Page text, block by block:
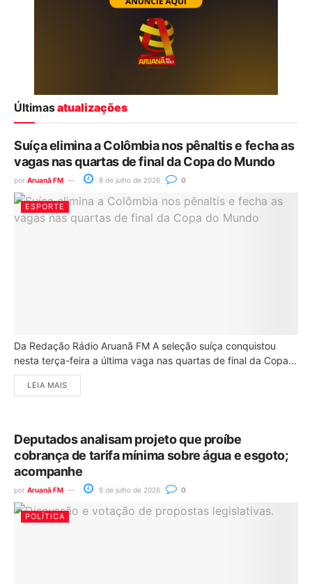
Últimasatualizações
Suíça elimina a Colômbia nos pênaltis e fecha as
vagas nas quartas de final da Copa do Mundo
por Aruanã FM 8 de julho de 2026 0
ESPORTE
Da Redação Rádio Aruanã FM A seleção suíça conquistou
nesta terça-feira a última vaga nas quartas de final da Copa...
LEIA MAIS
Deputados analisam projeto que proíbe
cobrança de tarifa mínima sobre água e esgoto;
acompanhe
por Aruanã FM 8 de julho de 2026 0
POLÍTICA